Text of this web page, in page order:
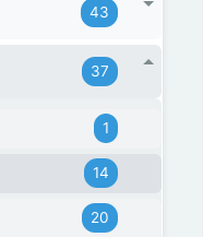
43
37
1
14
20